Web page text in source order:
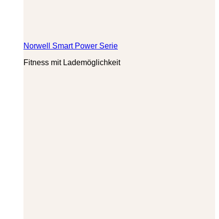
Norwell Smart Power Serie
Fitness mit Lademöglichkeit